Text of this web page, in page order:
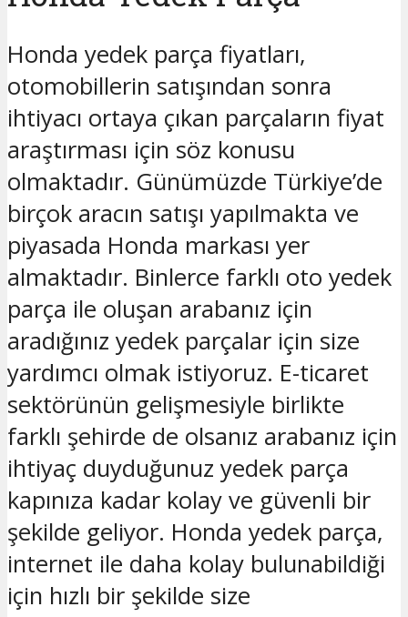
Honda yedek parça fiyatları,
otomobillerin satışından sonra
ihtiyacı ortaya çıkan parçaların fiyat
araştırması için söz konusu
olmaktadır. Günümüzde Türkiye’de
birçok aracın satışı yapılmakta ve
piyasada Honda markası yer
almaktadır. Binlerce farklı oto yedek
parça ile oluşan arabanız için
aradığınız yedek parçalar için size
yardımcı olmak istiyoruz. E-ticaret
sektörünün gelişmesiyle birlikte
farklı şehirde de olsanız arabanız için
ihtiyaç duyduğunuz yedek parça
kapınıza kadar kolay ve güvenli bir
şekilde geliyor. Honda yedek parça,
internet ile daha kolay bulunabildiği
için hızlı bir şekilde size